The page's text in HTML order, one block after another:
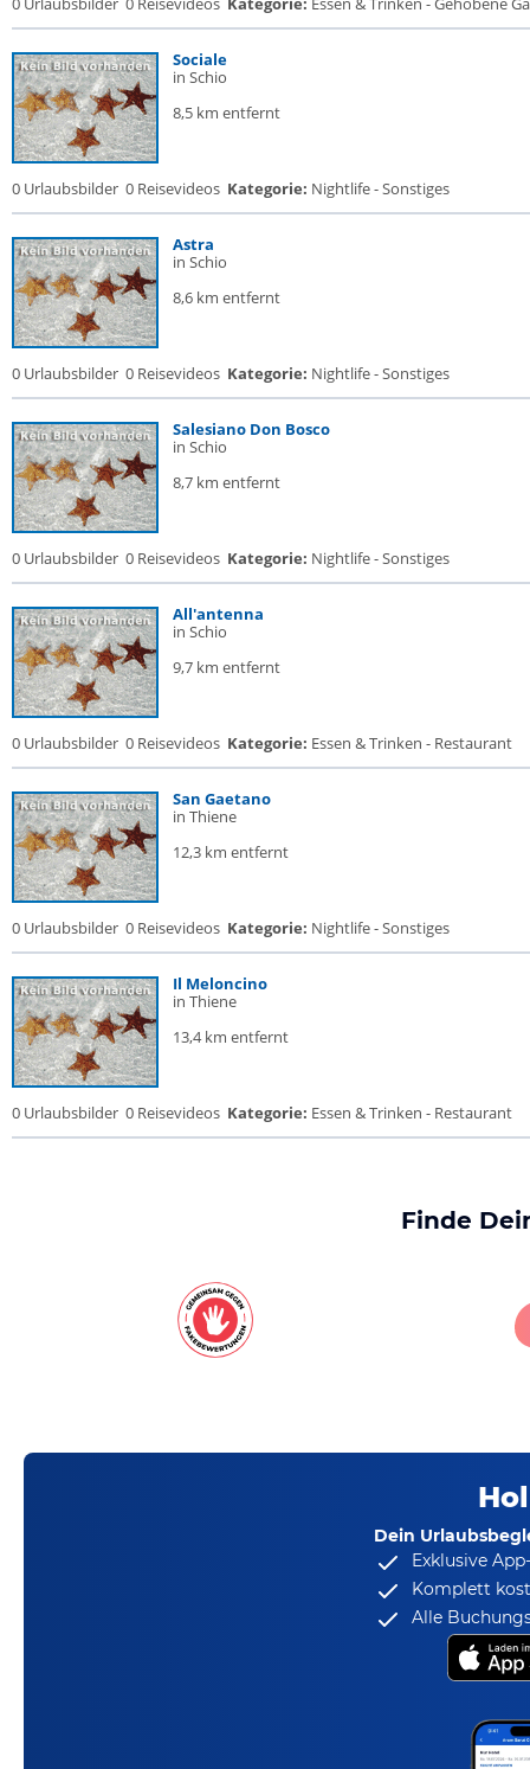
Sociale
in Schio
8,5 km entfernt
0 Urlaubsbilder 0 Reisevideos Kategorie: Nightlife - Sonstiges
Astra
in Schio
8,6 km entfernt
0 Urlaubsbilder 0 Reisevideos Kategorie: Nightlife - Sonstiges
Salesiano Don Bosco
in Schio
8,7 km entfernt
0 Urlaubsbilder 0 Reisevideos Kategorie: Nightlife - Sonstiges
All'antenna
in Schio
9,7 km entfernt
0 Urlaubsbilder 0 Reisevideos Kategorie: Essen & Trinken - Restaurant
San Gaetano
in Thiene
12,3 km entfernt
0 Urlaubsbilder 0 Reisevideos Kategorie: Nightlife - Sonstiges
Il Meloncino
in Thiene
13,4 km entfernt
0 Urlaubsbilder 0 Reisevideos Kategorie: Essen & Trinken - Restaurant
Finde
Dein
Exklusive
Komplett
Alle